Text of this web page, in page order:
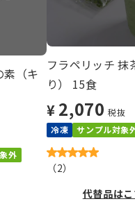
素（キ
外
フラペリッチ 抹
り） 15食
¥ 2,070 税抜
冷凍
サンプル対象
（2）
代替品は